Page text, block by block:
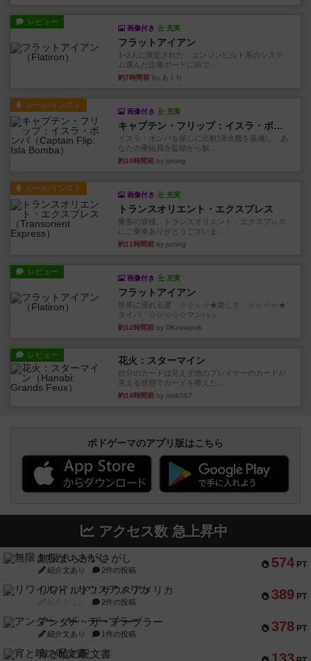
レビュー
画像付き 充実
フラットアイアン
1~2人に限定された、エンジンビルド系のシステ
ム選んだ企業ボードに街で...
約7時間前 by あくり
ルール/インスト
画像付き 充実
キャプテン・フリップ：イスラ・ボンバ
イスラ・ボンバを探しに出航!潜水艦を装備し、あ
なたの乗組員を監獄から解...
約10時間前 by jurong
ルール/インスト
画像付き 充実
トランスオリエント・エクスプレス
乗客の皆様、トランスオリエント・エクスプレス
にご乗車ありがとうございま...
約11時間前 by jurong
レビュー
画像付き 充実
フラットアイアン
世界に浸れる度 ☆☆☆☆★楽しさ ☆☆☆☆★
タイパ ☆☆☆☆☆マンハッ...
約12時間前 by DKnewyork
レビュー 花火：スターマイン
自分のカードは見えず他のプレイヤーのカードが
見える状態でカードを教えた...
約14時間前 by mob567
ボドゲーマのアプリ版はこちら
アクセス数 急上昇中
574 PT
無限まちがいさがし
紹介文あり 2件の投稿
389 PT
リワイルド：サウスアメリカ
2件の投稿
378 PT
アンダー・ザ・テーブラー
紹介文あり 1件の投稿
宵と暁の呪文書